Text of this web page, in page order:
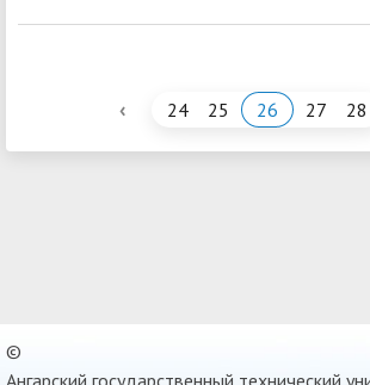
‹ 24 25 26 27 28
©
Ангарский государственный технический